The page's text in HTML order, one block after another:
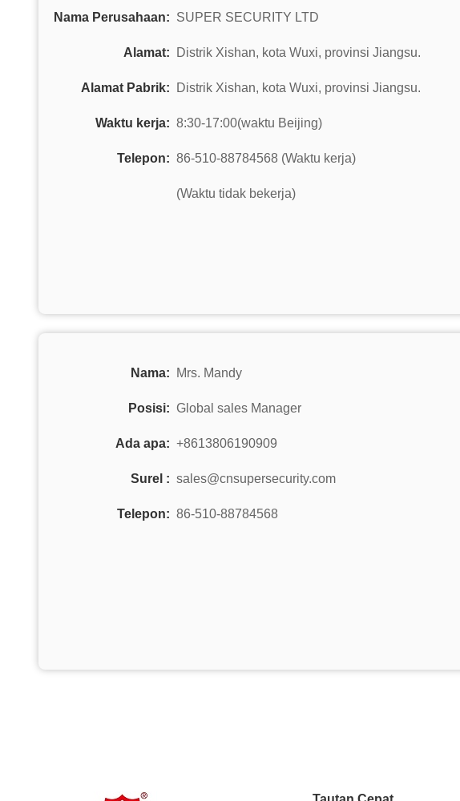
Nama Perusahaan: SUPER SECURITY LTD
Alamat: Distrik Xishan, kota Wuxi, provinsi Jiangsu.
Alamat Pabrik: Distrik Xishan, kota Wuxi, provinsi Jiangsu.
Waktu kerja: 8:30-17:00(waktu Beijing)
Telepon: 86-510-88784568 (Waktu kerja)
(Waktu tidak bekerja)
Nama: Mrs. Mandy
Posisi: Global sales Manager
Ada apa: +8613806190909
Surel : sales@cnsupersecurity.com
Telepon: 86-510-88784568